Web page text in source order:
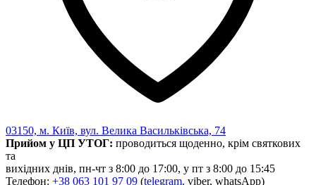
03150, м. Київ, вул. Велика Васильківська, 74
Прийом у ЦП УТОГ: проводиться щоденно, крім святкових
та
вихідних днів, пн-чт з 8:00 до 17:00, у пт з 8:00 до 15:45
Телефон: +38 063 101 97 09 (telegram, viber, whatsApp)